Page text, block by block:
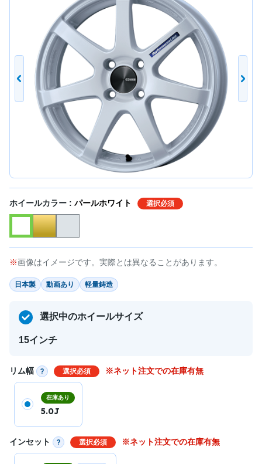
ホイールカラー : パールホワイト 選択必須
画像はイメージです。実際とは異なることがあります。
日本製 動画あり 軽量鋳造
選択中のホイールサイズ
15インチ
リム幅 選択必須 ※ネット注文での在庫有無
在庫あり
5.0J
インセット 選択必須 ※ネット注文での在庫有無